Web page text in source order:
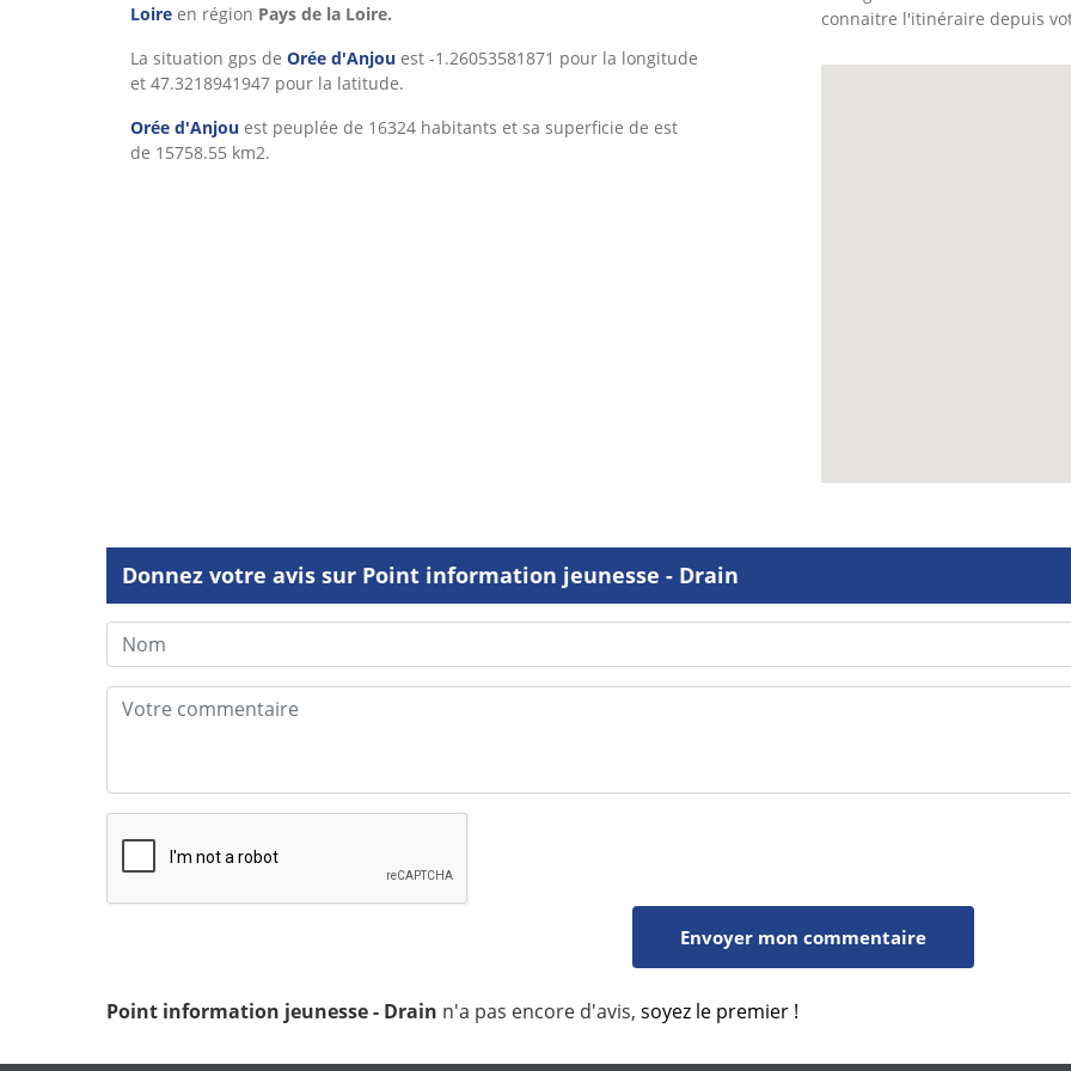
Loire en région Pays de la Loire.
La situation gps de Orée d'Anjou est -1.26053581871 pour la longitude
et 47.3218941947 pour la latitude.
Orée d'Anjou est peuplée de 16324 habitants et sa superficie de est
de 15758.55 km2.
connaitre l'itinéraire depuis
Donnez votre avis sur Point information jeunesse - Drain
Point information jeunesse - Drain n'a pas encore d'avis, soyez le premier !